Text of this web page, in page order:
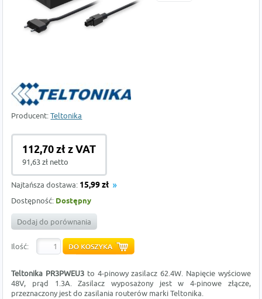
Producent:Teltonika
112,70 zł z VAT
91,63 zł netto
Najtańsza dostawa: 15,99 zł
Dostępność: Dostępny
Dodaj do porównania
Ilość:
Teltonika PR3PWEU3 to 4-pinowy zasilacz 62.4W. Napięcie wyściowe
48V, prąd 1.3A. Zasilacz wyposażony jest w 4-pinowe złącze,
przeznaczony jest do zasilania routerów marki Teltonika.